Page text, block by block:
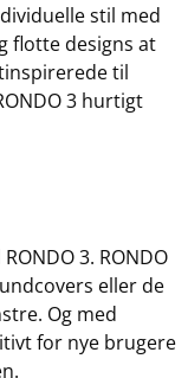
stil med
flotte designs at
til
3 hurtigt
3. RONDO
eller de
Og med
for nye brugere